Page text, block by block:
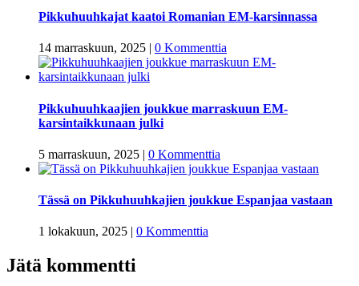
Pikkuhuuhkajat kaatoi Romanian EM-karsinnassa
14 marraskuun, 2025 | 0 Kommenttia
Pikkuhuuhkaajien joukkue marraskuun EM-
karsintaikkunaan julki
5 marraskuun, 2025 | 0 Kommenttia
Tässä on Pikkuhuuhkajien joukkue Espanjaa vastaan
1 lokakuun, 2025 | 0 Kommenttia
Jätä kommentti